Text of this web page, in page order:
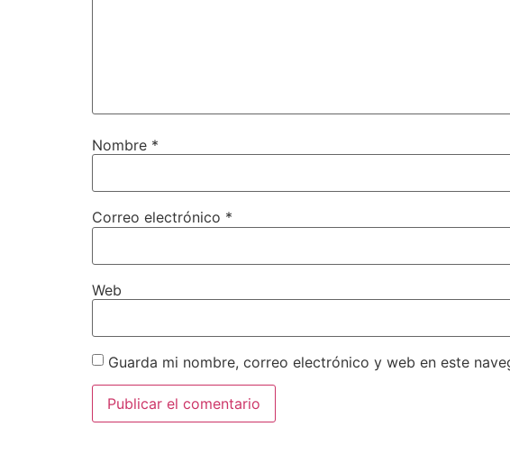
Nombre *
Correo electrónico *
Web
Guarda mi nombre, correo electrónico y web en este